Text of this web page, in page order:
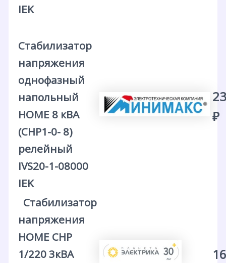
IEK
Стабилизатор
напряжения
однофазный
напольный
HOME 8 кВА
(СНР1-0- 8)
релейный
IVS20-1-08000
IEK
₽
Стабилизатор
напряжения
HOME СНР
1/220 3кВА